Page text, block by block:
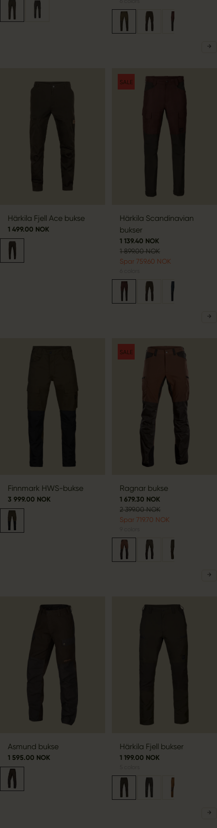
Härkila Fjell Ace bukse
1 499.00 NOK
SALE
Härkila Scandinavian
bukser
1 139.40 NOK
1 899.00 NOK
Spar 759.60 NOK
Finnmark HWS-bukse
3 999.00 NOK
SALE
Ragnar bukse
1 679.30 NOK
2 399.00 NOK
Spar 719.70 NOK
Asmund bukse
1 595.00 NOK
Härkila Fjell bukser
1 199.00 NOK